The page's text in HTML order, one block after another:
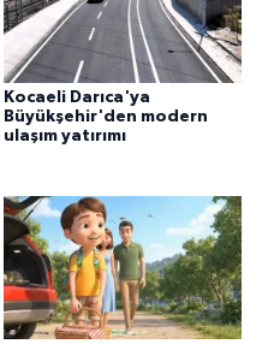
Kocaeli Darıca'ya
Büyükşehir'den modern
ulaşım yatırımı